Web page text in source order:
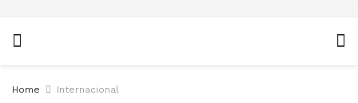
Home Internacional